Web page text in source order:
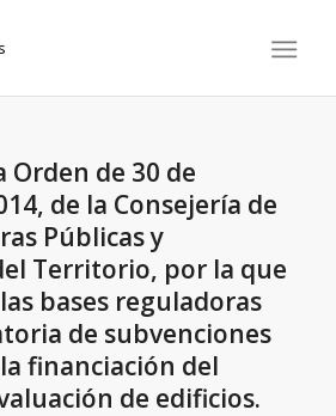
Orden de 30 de
de la Consejería de
Públicas y
Territorio, por la que
bases reguladoras
de subvenciones
financiación del
de edificios.